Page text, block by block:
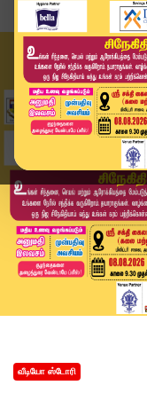
"முதலமைச்சர்
வீடியோ ஸ்டோரி